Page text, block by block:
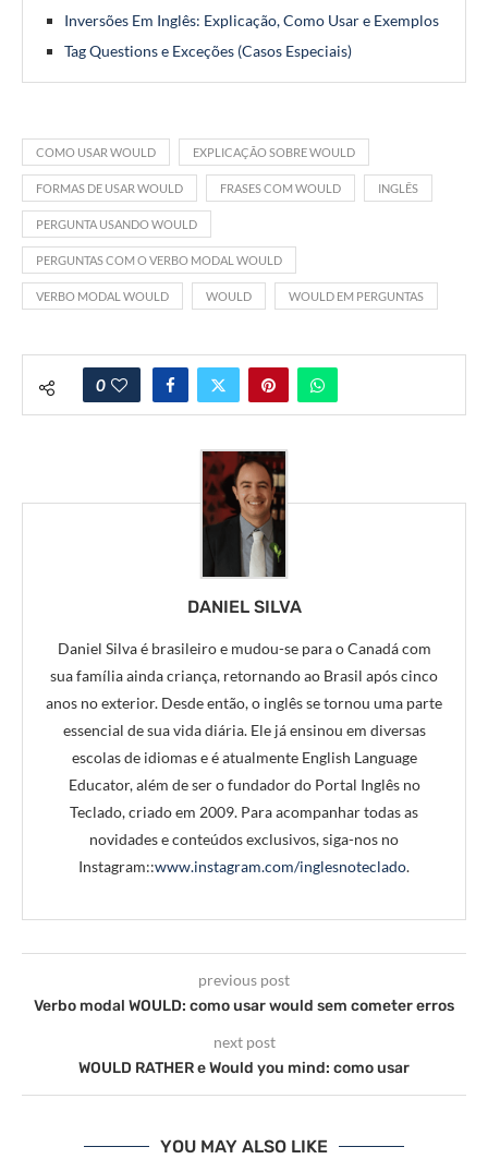
Inversões Em Inglês: Explicação, Como Usar e Exemplos
Tag Questions e Exceções (Casos Especiais)
COMO USAR WOULD EXPLICAÇÃO SOBRE WOULD
FORMAS DE USAR WOULD FRASES COM WOULD INGLÊS
PERGUNTA USANDO WOULD
PERGUNTAS COM O VERBO MODAL WOULD
VERBO MODAL WOULD WOULD WOULD EM PERGUNTAS
0
DANIEL SILVA
Daniel Silva é brasileiro e mudou-se para o Canadá com
sua família ainda criança, retornando ao Brasil após cinco
anos no exterior. Desde então, o inglês se tornou uma parte
essencial de sua vida diária. Ele já ensinou em diversas
escolas de idiomas e é atualmente English Language
Educator, além de ser o fundador do Portal Inglês no
Teclado, criado em 2009. Para acompanhar todas as
novidades e conteúdos exclusivos, siga-nos no
Instagram::www.instagram.com/inglesnoteclado.
previous post
Verbo modal WOULD: como usar would sem cometer erros
next post
WOULD RATHER e Would you mind: como usar
YOU MAY ALSO LIKE